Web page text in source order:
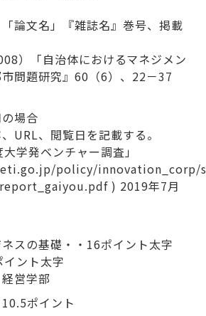
論文名」『雑誌名』巻号、掲載
）「自治体におけるマネジメン
問題研究』60（6）、22－37
場合
URL、閲覧日を記載する。
学発ベンチャー調査」
policy/innovation_corp/
) 2019年7月
スの基礎・・16ポイント太字
ント太字
営学部
ポイント